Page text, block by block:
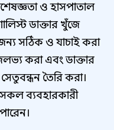
ও হাসপাতাল
ডাক্তার খুঁজে
সঠিক ও যাচাই করা
করা এবং ডাক্তার
তৈরি করা।
সকল ব্যবহারকারী